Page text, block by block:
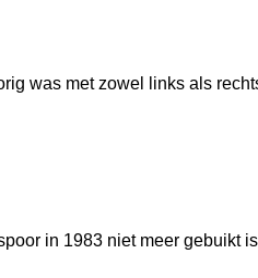
was met zowel links als
in 1983 niet meer gebuikt